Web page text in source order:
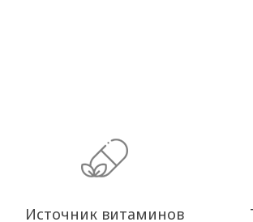
Источник витаминов